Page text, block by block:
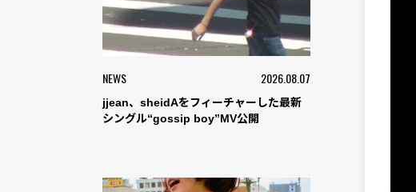
NEWS 2026.08.07
jjean、sheidAをフィーチャーした最新
シングル“gossip boy”MV公開